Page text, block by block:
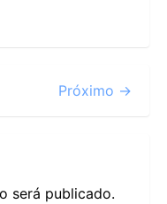
Próximo →
será publicado.